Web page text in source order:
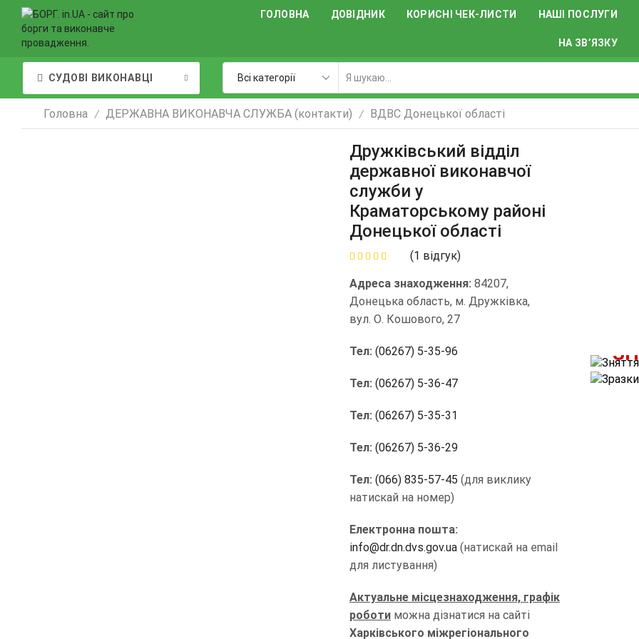
ГОЛОВНА ДОВІДНИК КОРИСНІ ЧЕК-ЛИСТИ НАШІ ПОСЛУГИ
НА ЗВ’ЯЗКУ
СУДОВІ ВИКОНАВЦІ
Головна / ДЕРЖАВНА ВИКОНАВЧА СЛУЖБА (контакти) / ВДВС Донецької областi
Дружківський відділ
державної виконавчої
служби у
Краматорському районі
Донецької області
(1 відгук)
Адреса знаходження: 84207,
Донецька область, м. Дружківка,
вул. О. Кошового, 27
Тел: (06267) 5-35-96
Тел: (06267) 5-36-47
Тел: (06267) 5-35-31
Тел: (06267) 5-36-29
Тел: (066) 835-57-45 (для виклику
натискай на номер)
Електронна пошта:
info@dr.dn.dvs.gov.ua(натискай на email
для листування)
Актуальне місцезнаходження, графік
роботиможна дізнатися на сайті
Харківського міжрегіонального